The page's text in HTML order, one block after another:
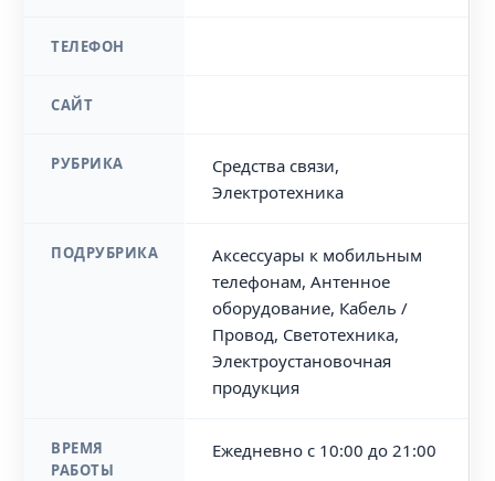
ТЕЛЕФОН
САЙТ
РУБРИКА
Средства связи,
Электротехника
ПОДРУБРИКА
Аксессуары к мобильным
телефонам, Антенное
оборудование, Кабель /
Провод, Светотехника,
Электроустановочная
продукция
ВРЕМЯ
РАБОТЫ
Ежедневно с 10:00 до 21:00